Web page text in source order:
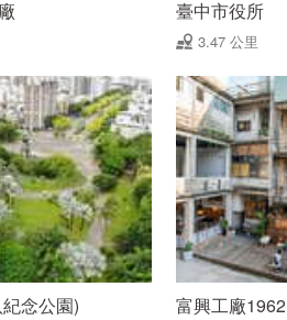
臺中市役所
3.47 公里
念公園) 富興工廠1962